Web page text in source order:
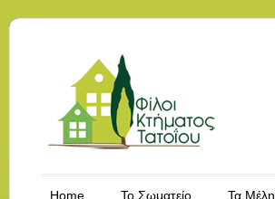
Home Το Σωματείο Τα Μέλη